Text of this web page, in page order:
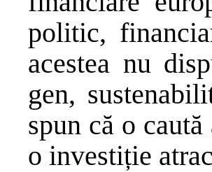
politic,
acestea nu
gen,
spun că o
o investiție